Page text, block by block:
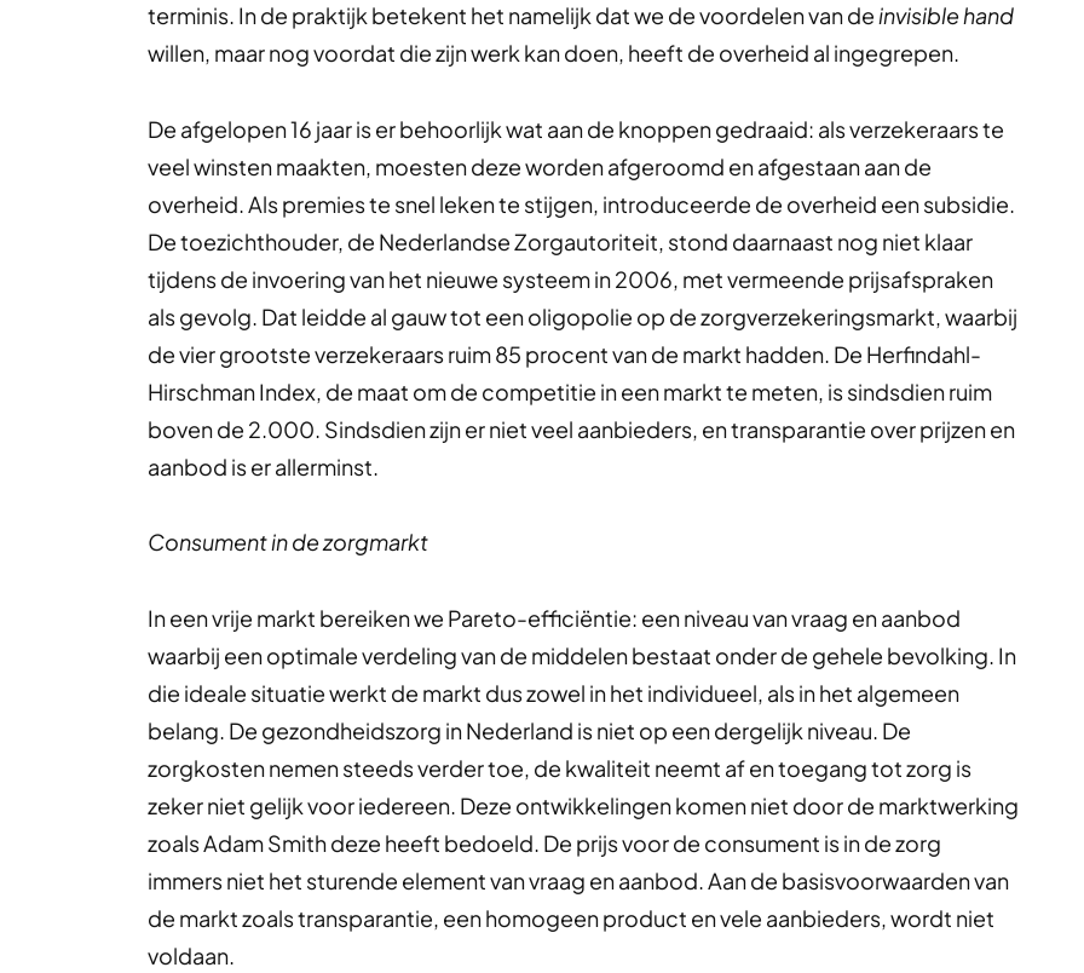
terminis. In de praktijk betekent het namelijk dat we de voordelen van de invisible hand
willen, maar nog voordat die zijn werk kan doen, heeft de overheid al ingegrepen.
De afgelopen 16 jaar is er behoorlijk wat aan de knoppen gedraaid: als verzekeraars te
veel winsten maakten, moesten deze worden afgeroomd en afgestaan aan de
overheid. Als premies te snel leken te stijgen, introduceerde de overheid een subsidie.
De toezichthouder, de Nederlandse Zorgautoriteit, stond daarnaast nog niet klaar
tijdens de invoering van het nieuwe systeem in 2006, met vermeende prijsafspraken
als gevolg. Dat leidde al gauw tot een oligopolie op de zorgverzekeringsmarkt, waarbij
de vier grootste verzekeraars ruim 85 procent van de markt hadden. De Herfindahl-
Hirschman Index, de maat om de competitie in een markt te meten, is sindsdien ruim
boven de 2.000. Sindsdien zijn er niet veel aanbieders, en transparantie over prijzen en
aanbod is er allerminst.
Consument in de zorgmarkt
In een vrije markt bereiken we Pareto-efficiëntie: een niveau van vraag en aanbod
waarbij een optimale verdeling van de middelen bestaat onder de gehele bevolking. In
die ideale situatie werkt de markt dus zowel in het individueel, als in het algemeen
belang. De gezondheidszorg in Nederland is niet op een dergelijk niveau. De
zorgkosten nemen steeds verder toe, de kwaliteit neemt af en toegang tot zorg is
zeker niet gelijk voor iedereen. Deze ontwikkelingen komen niet door de marktwerking
zoals Adam Smith deze heeft bedoeld. De prijs voor de consument is in de zorg
immers niet het sturende element van vraag en aanbod. Aan de basisvoorwaarden van
de markt zoals transparantie, een homogeen product en vele aanbieders, wordt niet
voldaan.